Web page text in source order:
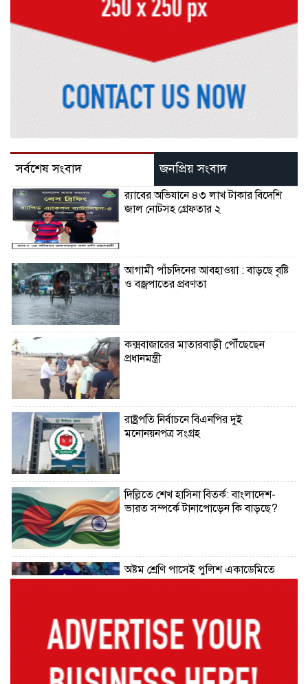
সর্বশেষ সংবাদ জনপ্রিয় সংবাদ
র‌্যাবের অভিযানে ৪৩ লাখ টাকার বিদেশি
জাল নোটসহ গ্রেফতার ২
আগামী পাঁচদিনের আবহাওয়া : বাড়ছে বৃষ্টি
ও বজ্রপাতের প্রবণতা
কক্সবাজারের মাতারবাড়ী পৌঁছেছেন
প্রধানমন্ত্রী
রাষ্ট্রপতি নির্বাচনে বিএনপির দুই
মনোনয়নপত্র সংগ্রহ
দিল্লিতে শেখ হাসিনা বিতর্ক: বাংলাদেশ-
ভারত সম্পর্কে টানাপোড়েন কি বাড়ছে?
অষ্টম শ্রেণি পাসেই পুলিশ একাডেমিতে
কক্সবাজারের পথে প্রধানমন্ত্রী